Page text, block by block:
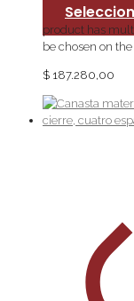
product has
be chosen on
$ 187.280,00